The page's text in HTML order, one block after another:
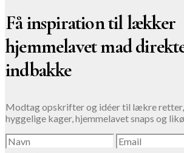
Få inspiration til lækker
hjemmelavet mad
indbakke
Modtag opskrifter og idéer til lækre retter,
hyggelige kager, hjemmelavet snaps og